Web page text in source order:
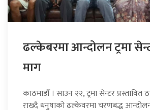
ढल्केबरमा आन्दोलन ट्रमा
माग
काठमाडौँ । साउन २२, ट्रमा सेन्टर प्रस्तावित
राख्दै धनुषाको ढल्केवरमा चरणबद्ध